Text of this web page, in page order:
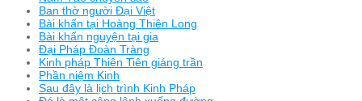
Ban thờ người Đại Việt
Bài khấn tại Hoàng Thiên Long
Bài khấn nguyện tại gia
Đại Pháp Đoàn Tràng
Kinh pháp Thiên Tiên giáng trần
Phần niệm Kinh
Sau đây là lịch trình Kinh Pháp